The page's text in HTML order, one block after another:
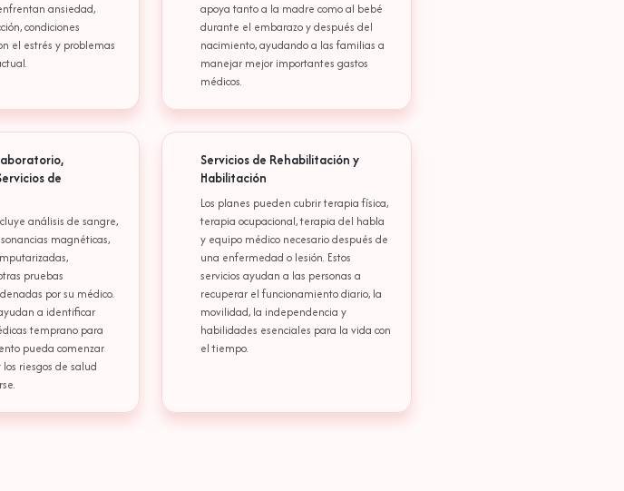
ansiedad,
condiciones
el estrés y problemas
apoya tanto a la madre como al bebé
durante el embarazo y después del
nacimiento, ayudando a las familias a
manejar mejor importantes gastos
médicos.
de
análisis de sangre,
magnéticas,
pruebas
por su médico.
a identificar
temprano para
pueda comenzar
riesgos de salud
Servicios de Rehabilitación y
Habilitación
Los planes pueden cubrir terapia física,
terapia ocupacional, terapia del habla
y equipo médico necesario después de
una enfermedad o lesión. Estos
servicios ayudan a las personas a
recuperar el funcionamiento diario, la
movilidad, la independencia y
habilidades esenciales para la vida con
el tiempo.